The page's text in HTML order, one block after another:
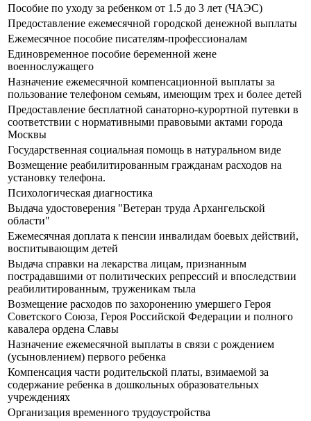
Пособие по уходу за ребенком от 1.5 до 3 лет (ЧАЭС)
Предоставление ежемесячной городской денежной выплаты
Ежемесячное пособие писателям-профессионалам
Единовременное пособие беременной жене
военнослужащего
Назначение ежемесячной компенсационной выплаты за
пользование телефоном семьям, имеющим трех и более детей
Предоставление бесплатной санаторно-курортной путевки в
соответствии с нормативными правовыми актами города
Москвы
Государственная социальная помощь в натуральном виде
Возмещение реабилитированным гражданам расходов на
установку телефона.
Психологическая диагностика
Выдача удостоверения "Ветеран труда Архангельской
области"
Ежемесячная доплата к пенсии инвалидам боевых действий,
воспитывающим детей
Выдача справки на лекарства лицам, признанным
пострадавшими от политических репрессий и впоследствии
реабилитированным, труженикам тыла
Возмещение расходов по захоронению умершего Героя
Советского Союза, Героя Российской Федерации и полного
кавалера ордена Славы
Назначение ежемесячной выплаты в связи с рождением
(усыновлением) первого ребенка
Компенсация части родительской платы, взимаемой за
содержание ребенка в дошкольных образовательных
учреждениях
Организация временного трудоустройства